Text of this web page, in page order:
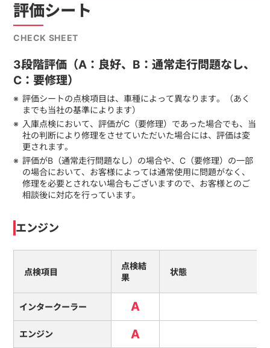
評価シート
CHECK SHEET
3段階評価（A：良好、B：通常走行問題なし、
C：要修理）
評価シートの点検項目は、車種によって異なります。（あく
までも当社の基準によります）
入庫点検において、評価がC（要修理）であった場合でも、当
社の判断により修理をさせていただいた場合には、評価は変
更されます。
評価がB（通常走行問題なし）の場合や、C（要修理）の一部
の場合において、お客様によっては通常使用に問題がなく、
修理を必要とされない場合もございますので、お客様とのご
相談後に対応を行っています。
エンジン
点検項目
点検結
果
状態
インタークーラー A
エンジン A